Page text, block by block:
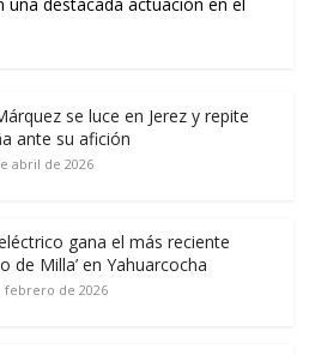
se luce en Jerez y repite
ante su afición
abril de 2026
gana el más reciente
de Milla’ en Yahuarcocha
febrero de 2026